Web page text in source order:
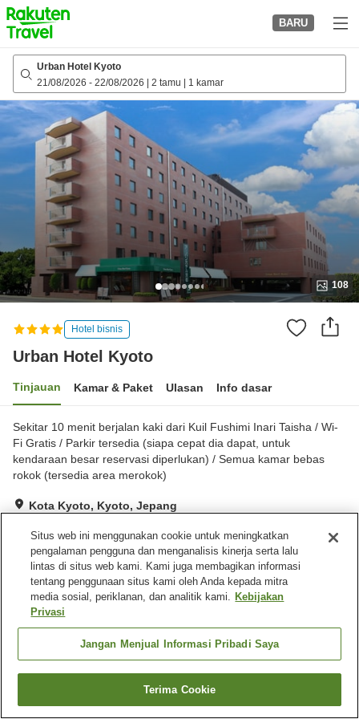
to
top
page
BARU
Urban Hotel Kyoto
21/08/2026 - 22/08/2026 2 tamu 1 kamar
108
Hotel bisnis
Urban Hotel Kyoto
Tinjauan Kamar & Paket Ulasan Info dasar
Sekitar 10 menit berjalan kaki dari Kuil Fushimi Inari Taisha / Wi-
Fi Gratis / Parkir tersedia (siapa cepat dia dapat, untuk
kendaraan besar reservasi diperlukan) / Semua kamar bebas
rokok (tersedia area merokok)
Kota Kyoto, Kyoto, Jepang
Sangat baik Ulasan: 465
Fasilitas properti
Tempat parkir
Beranda Jepang Kyoto Kota Kyoto Urban Hotel Kyoto
Cari kamar
Situs web ini menggunakan cookie untuk meningkatkan
pengalaman pengguna dan menganalisis kinerja serta lalu
lintas di situs web kami. Kami juga membagikan informasi
tentang penggunaan situs kami oleh Anda kepada mitra
media sosial, periklanan, dan analitik kami. Kebijakan
Privasi
Jangan Menjual Informasi Pribadi Saya
Terima Cookie